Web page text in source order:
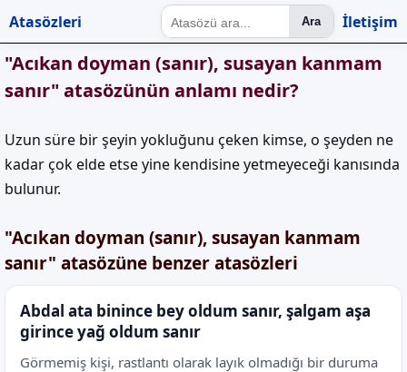
Atasözleri Ara İletişim
"Acıkan doyman (sanır), susayan kanmam
sanır" atasözünün anlamı nedir?
Uzun süre bir şeyin yokluğunu çeken kimse, o şeyden ne
kadar çok elde etse yine kendisine yetmeyeceği kanısında
bulunur.
"Acıkan doyman (sanır), susayan kanmam
sanır" atasözüne benzer atasözleri
Abdal ata binince bey oldum sanır, şalgam aşa
girince yağ oldum sanır
Görmemiş kişi, rastlantı olarak layık olmadığı bir duruma